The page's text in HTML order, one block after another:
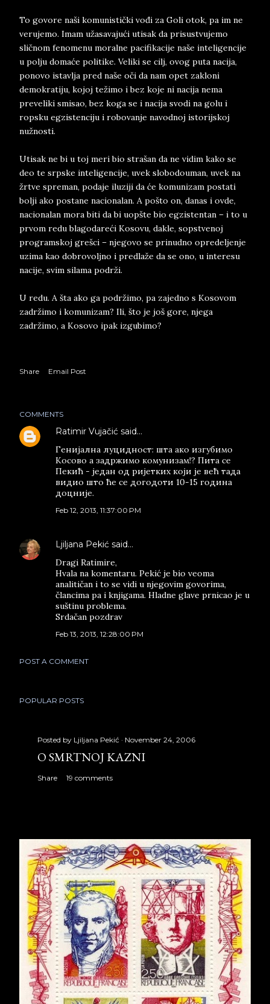
To govore naši komunistički vođi za Goli otok, pa im ne
verujemo. Imam užasavajući utisak da prisustvujemo
sličnom fenomenu moralne pacifikacije naše inteligencije
u polju domaće politike. Veliki se cilj, ovog puta nacija,
ponovo istavlja pred naše oči da nam opet zakloni
demokratiju, kojoj težimo i bez koje ni nacija nema
preveliki smisao, bez koga se i nacija svodi na golu i
ropsku egzistenciju i robovanje navodnoj istorijskoj
nužnosti.
Utisak ne bi u toj meri bio strašan da ne vidim kako se
deo te srpske inteligencije, uvek slobodouman, uvek na
žrtve spreman, podaje iluziji da će komunizam postati
bolji ako postane nacionalan. A pošto on, danas i ovde,
nacionalan mora biti da bi uopšte bio egzistentan – i to u
prvom redu blagodareći Kosovu, dakle, sopstvenoj
programskoj grešci – njegovo se prinudno opredeljenje
uzima kao dobrovoljno i predlaže da se ono, u interesu
nacije, svim silama podrži.
U redu. A šta ako ga podržimo, pa zajedno s Kosovom
zadržimo i komunizam? Ili, što je još gore, njega
zadržimo, a Kosovo ipak izgubimo?
Share Email Post
COMMENTS
Ratimir Vujačić said…
Генијална луцидност: шта ако изгубимо
Косово а задржимо комунизам!? Пита се
Пекић - један од ријетких који је већ тада
видио што ће се догодоти 10-15 година
доцније.
Feb 12, 2013, 11:37:00 PM
Ljiljana Pekić said…
Dragi Ratimire,
Hvala na komentaru. Pekić je bio veoma
analitičan i to se vidi u njegovim govorima,
člancima pa i knjigama. Hladne glave prnicao je u
suštinu problema.
Srdačan pozdrav
Feb 13, 2013, 12:28:00 PM
POST A COMMENT
POPULAR POSTS
Posted by Ljiljana Pekić November 24, 2006
O SMRTNOJ KAZNI
Share 19 comments